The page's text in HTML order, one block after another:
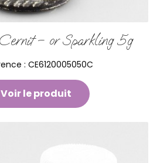
– or Sparkling 5g
: CE6120005050C
Voir le produit